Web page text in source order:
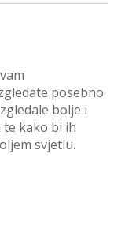
posebno
bolje i
kako bi ih
svjetlu.